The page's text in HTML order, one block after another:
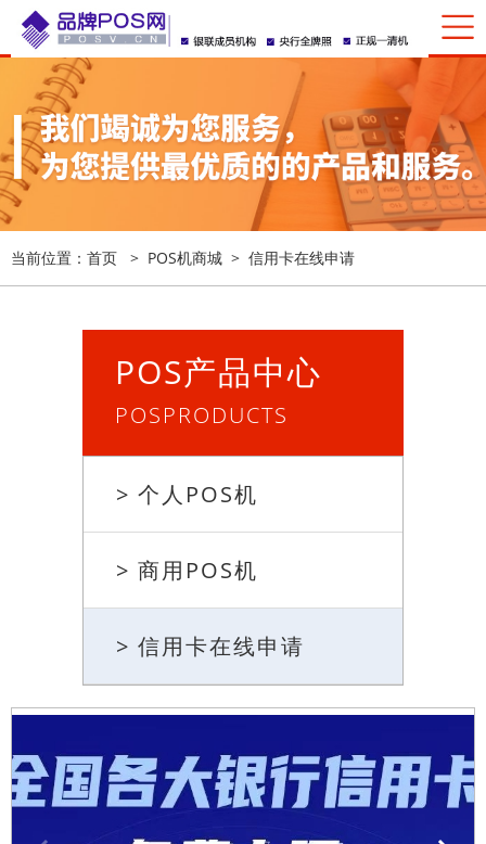
当前位置： 首页 > POS机商城 > 信用卡在线申请
POS产品中心
POSPRODUCTS
> 个人POS机
> 商用POS机
> 信用卡在线申请